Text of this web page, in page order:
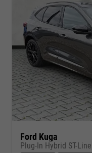
Ford Kuga